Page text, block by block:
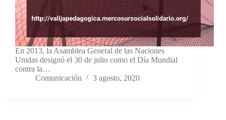
En 2013, la Asamblea General de las Naciones
Unidas designó el 30 de julio como el Día Mundial
contra la…
Comunicación
3 agosto, 2020